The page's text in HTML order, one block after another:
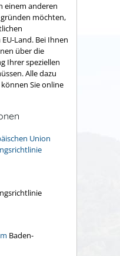
einem anderen
möchten,
Land. Bei Ihnen
über die
Ihrer speziellen
Alle dazu
Sie online
Union
Baden-